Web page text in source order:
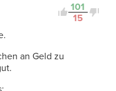
101
15
an Geld zu